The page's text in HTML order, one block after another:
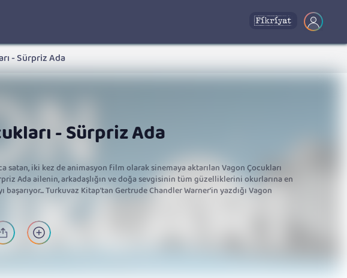
- Sürpriz Ada
- Sürpriz Ada
satan, iki kez de animasyon film olarak sinemaya aktarılan Vagon Çocukları
Ada ailenin, arkadaşlığın ve doğa sevgisinin tüm güzelliklerini okurlarına en
Turkuvaz Kitap'tan Gertrude Chandler Warner'in yazdığı Vagon